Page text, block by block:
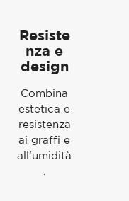
Resiste
nza e
design
Combina
estetica e
resistenza
ai graffi e
all'umidità